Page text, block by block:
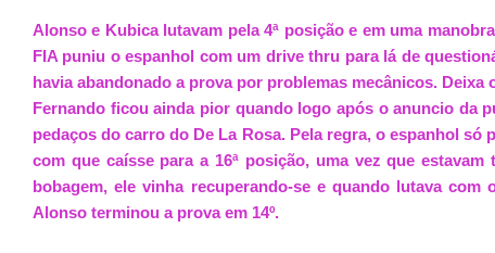
Alonso e Kubica lutavam pela 4ª posição e em uma
FIA puniu o espanhol com um drive thru para lá de
havia abandonado a prova por problemas mecânicos.
Fernando ficou ainda pior quando logo após o anuncio da
pedaços do carro do De La Rosa. Pela regra, o espanhol
com que caísse para a 16ª posição, uma vez que
bobagem, ele vinha recuperando-se e quando lutava
Alonso terminou a prova em 14º.